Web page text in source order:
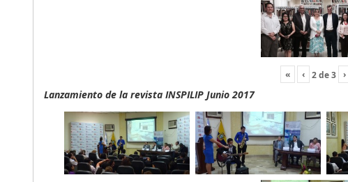
« ‹ 2de3 ›
Lanzamiento de la revista INSPILIP Junio 2017